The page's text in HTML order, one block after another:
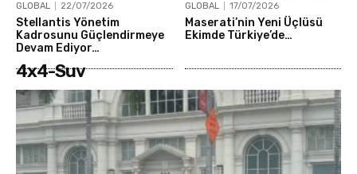
GLOBAL 22/07/2026
Stellantis Yönetim
Kadrosunu Güçlendirmeye
Devam Ediyor…
GLOBAL 17/07/2026
Maserati’nin Yeni Üçlüsü
Ekimde Türkiye’de…
4x4-Suv